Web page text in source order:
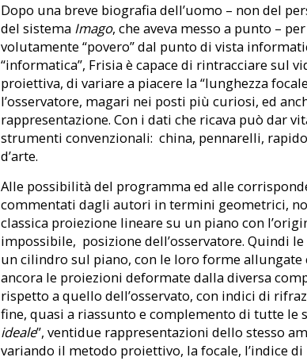
Dopo una breve biografia dell’uomo – non del
del sistema Imago, che aveva messo a punto –
volutamente “povero” dal punto di vista
“informatica”, Frisia è capace di rintracciare sul
proiettiva, di variare a piacere la “lunghezza
l’osservatore, magari nei posti più curiosi, ed
rappresentazione. Con i dati che ricava può dar
strumenti convenzionali: china, pennarelli,
d’arte.
Alle possibilità del programma ed alle
commentati dagli autori in termini geometrici,
classica proiezione lineare su un piano con
impossibile, posizione dell’osservatore. Quindi
un cilindro sul piano, con le loro forme
ancora le proiezioni deformate dalla diversa
rispetto a quello dell’osservato, con indici di
fine, quasi a riassunto e complemento di tutte le
ideale”, ventidue rappresentazioni dello stesso
variando il metodo proiettivo, la focale, l’indice